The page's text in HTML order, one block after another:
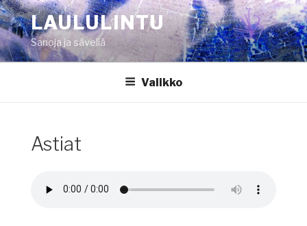
Siirry
sisältöönLAULULINTU
Sanoja ja säveliä
Valikko
Astiat